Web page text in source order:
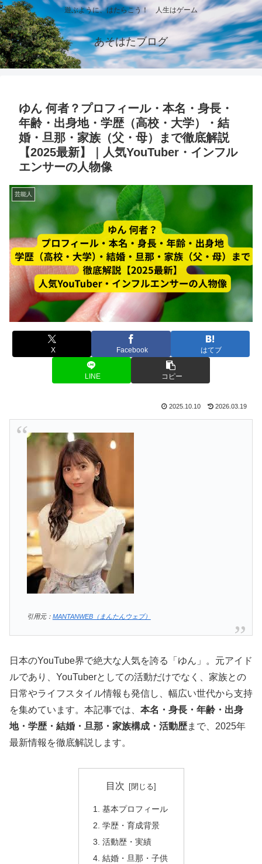
遊ぶように、はたらこう！ 人生はゲーム
あそはたブログ
ゆん 何者？プロフィール・本名・身長・
年齢・出身地・学歴（高校・大学）・結
婚・旦那・家族（父・母）まで徹底解説
【2025最新】｜人気YouTuber・インフル
エンサーの人物像
芸能人
X Facebook はてブ
LINE コピー
2025.10.10 2026.03.19
引用元： MANTANWEB（まんたんウェブ）
日本のYouTube界で絶大な人気を誇る「ゆん」。元アイド
ルであり、YouTuberとしての活動だけでなく、家族との
日常やライフスタイル情報も発信し、幅広い世代から支持
を集めています。本記事では、 本名・身長・年齢・出身
地・学歴・結婚・旦那・家族構成・活動歴まで、2025年
最新情報を徹底解説します。
目次
基本プロフィール
学歴・育成背景
活動歴・実績
結婚・旦那・子供